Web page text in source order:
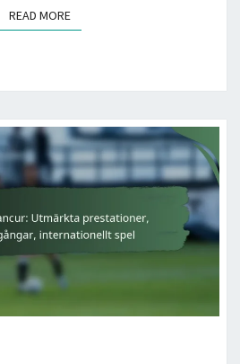
READ MOREREAD MORE